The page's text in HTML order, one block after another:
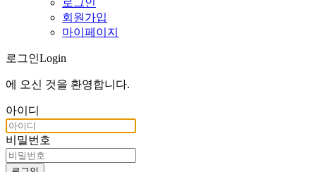
회원가입
마이페이지
로그인Login
에 오신 것을 환영합니다.
아이디
비밀번호